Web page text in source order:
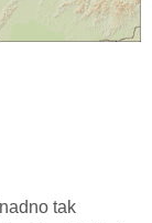
tak